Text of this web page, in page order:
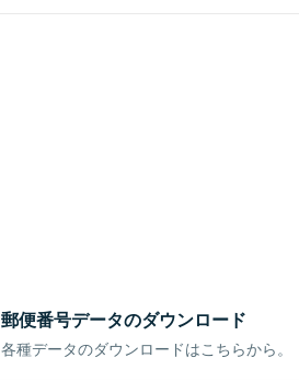
郵便番号データのダウンロード
各種データのダウンロードはこちらから。